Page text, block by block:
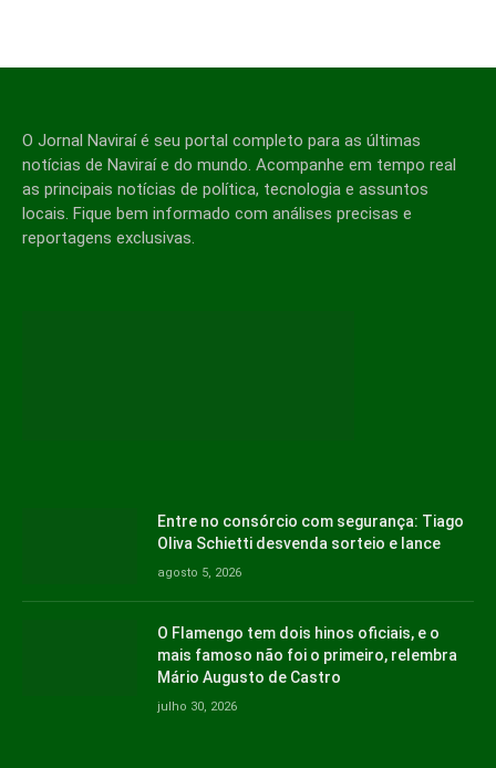
O Jornal Naviraí é seu portal completo para as últimas
notícias de Naviraí e do mundo. Acompanhe em tempo real
as principais notícias de política, tecnologia e assuntos
locais. Fique bem informado com análises precisas e
reportagens exclusivas.
Entre no consórcio com segurança: Tiago
Oliva Schietti desvenda sorteio e lance
agosto 5, 2026
O Flamengo tem dois hinos oficiais, e o
mais famoso não foi o primeiro, relembra
Mário Augusto de Castro
julho 30, 2026